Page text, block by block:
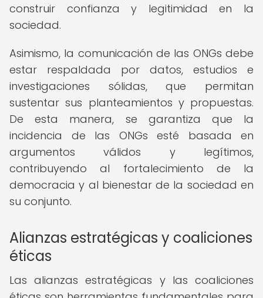
construir confianza y legitimidad en la
sociedad.
Asimismo, la comunicación de las ONGs debe
estar respaldada por datos, estudios e
investigaciones sólidas, que permitan
sustentar sus planteamientos y propuestas.
De esta manera, se garantiza que la
incidencia de las ONGs esté basada en
argumentos válidos y legítimos,
contribuyendo al fortalecimiento de la
democracia y al bienestar de la sociedad en
su conjunto.
Alianzas estratégicas y coaliciones
éticas
Las alianzas estratégicas y las coaliciones